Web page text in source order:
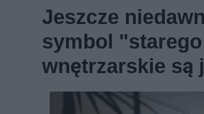
Jeszcze
symbol
wnętrzarskie są